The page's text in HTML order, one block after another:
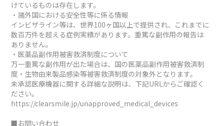
けているものは存在します。
・諸外国における安全性等に係る情報
インビザライン等は、世界100ヶ国以上で提供され、これまでに
数百万件を超える症例実績があります。重篤な副作用の報告は
ありません。
・医薬品副作用被害救済制度について
万一重篤な副作用が出た場合は、国の医薬品副作用被害救済制
度・生物由来製品感染等被害救済制度の対象外となります。
未承認医療機器に関する詳細な説明は、下記URLからご確認く
ださい。
https://clearsmile.jp/unapproved_medical_devices
■お問い合わせ